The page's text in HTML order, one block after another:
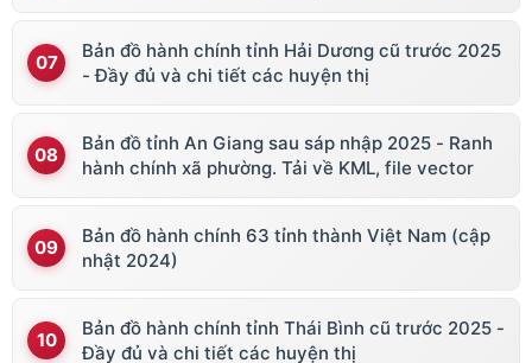
Bản đồ hành chính tỉnh Hải Dương cũ trước 2025
- Đầy đủ và chi tiết các huyện thị
Bản đồ tỉnh An Giang sau sáp nhập 2025 - Ranh
hành chính xã phường. Tải về KML, file vector
Bản đồ hành chính 63 tỉnh thành Việt Nam (cập
nhật 2024)
Bản đồ hành chính tỉnh Thái Bình cũ trước 2025 -
Đầy đủ và chi tiết các huyện thị